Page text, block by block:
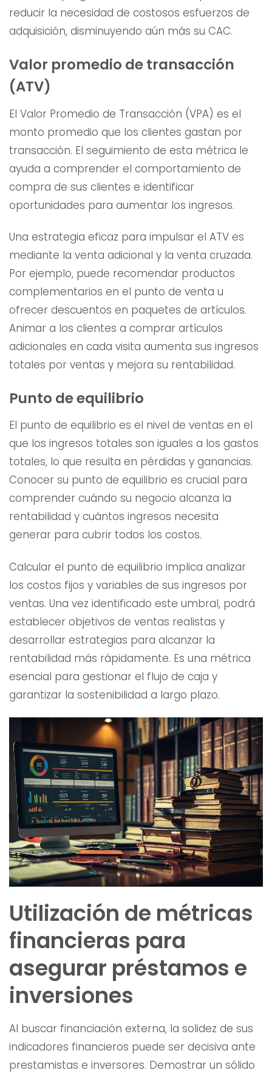
reducir la necesidad de costosos esfuerzos de
adquisición, disminuyendo aún más su CAC.
Valor promedio de transacción
(ATV)
El Valor Promedio de Transacción (VPA) es el
monto promedio que los clientes gastan por
transacción. El seguimiento de esta métrica le
ayuda a comprender el comportamiento de
compra de sus clientes e identificar
oportunidades para aumentar los ingresos.
Una estrategia eficaz para impulsar el ATV es
mediante la venta adicional y la venta cruzada.
Por ejemplo, puede recomendar productos
complementarios en el punto de venta u
ofrecer descuentos en paquetes de artículos.
Animar a los clientes a comprar artículos
adicionales en cada visita aumenta sus ingresos
totales por ventas y mejora su rentabilidad.
Punto de equilibrio
El punto de equilibrio es el nivel de ventas en el
que los ingresos totales son iguales a los gastos
totales, lo que resulta en pérdidas y ganancias.
Conocer su punto de equilibrio es crucial para
comprender cuándo su negocio alcanza la
rentabilidad y cuántos ingresos necesita
generar para cubrir todos los costos.
Calcular el punto de equilibrio implica analizar
los costos fijos y variables de sus ingresos por
ventas. Una vez identificado este umbral, podrá
establecer objetivos de ventas realistas y
desarrollar estrategias para alcanzar la
rentabilidad más rápidamente. Es una métrica
esencial para gestionar el flujo de caja y
garantizar la sostenibilidad a largo plazo.
Utilización de métricas
financieras para
asegurar préstamos e
inversiones
Al buscar financiación externa, la solidez de sus
indicadores financieros puede ser decisiva ante
prestamistas e inversores. Demostrar un sólido